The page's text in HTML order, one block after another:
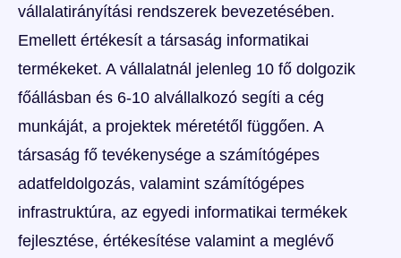
vállalatirányítási rendszerek bevezetésében.
Emellett értékesít a társaság informatikai
termékeket. A vállalatnál jelenleg 10 fő dolgozik
főállásban és 6-10 alvállalkozó segíti a cég
munkáját, a projektek méretétől függően. A
társaság fő tevékenysége a számítógépes
adatfeldolgozás, valamint számítógépes
infrastruktúra, az egyedi informatikai termékek
fejlesztése, értékesítése valamint a meglévő